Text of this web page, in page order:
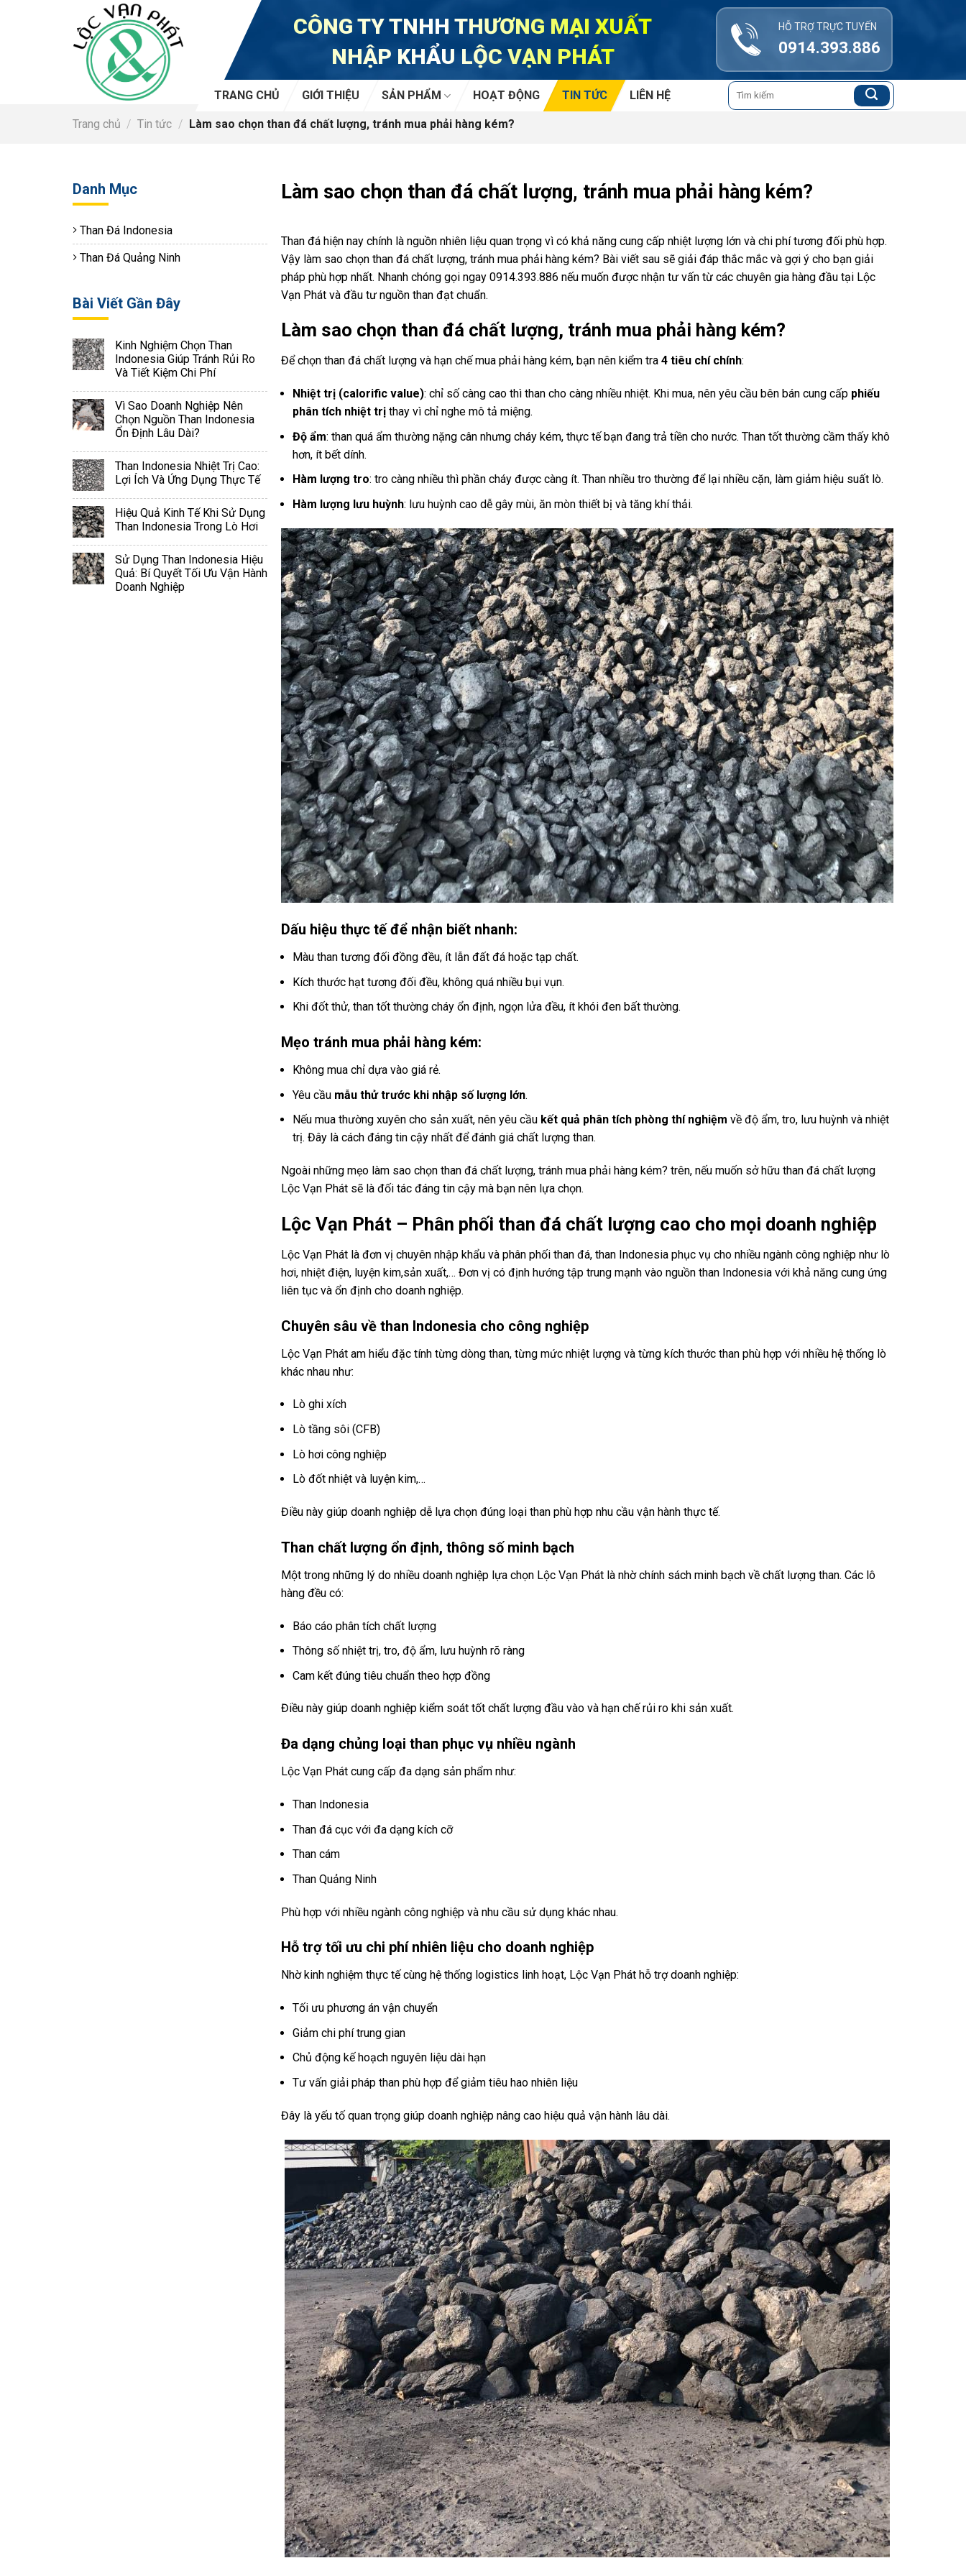
CÔNG TY TNHH THƯƠNG MẠI XUẤT
NHẬP KHẨU LỘC VẠN PHÁT
HỖ TRỢ TRỰC TUYẾN
0914.393.886
TRANG CHỦ GIỚI THIỆU SẢN PHẨM HOẠT ĐỘNG TIN TỨC LIÊN HỆ
Tìm
kiếm:
Trang chủ / Tin tức / Làm sao chọn than đá chất lượng, tránh mua phải hàng kém?
Danh Mục
Than Đá Indonesia
Than Đá Quảng Ninh
Bài Viết Gần Đây
Kinh Nghiệm Chọn Than
Indonesia Giúp Tránh Rủi Ro
Và Tiết Kiệm Chi Phí
Vì Sao Doanh Nghiệp Nên
Chọn Nguồn Than Indonesia
Ổn Định Lâu Dài?
Than Indonesia Nhiệt Trị Cao:
Lợi Ích Và Ứng Dụng Thực Tế
Hiệu Quả Kinh Tế Khi Sử Dụng
Than Indonesia Trong Lò Hơi
Sử Dụng Than Indonesia Hiệu
Quả: Bí Quyết Tối Ưu Vận Hành
Doanh Nghiệp
Làm sao chọn than đá chất lượng, tránh mua phải hàng kém?
Than đá hiện nay chính là nguồn nhiên liệu quan trọng vì có khả năng cung cấp nhiệt lượng lớn và chi phí tương đối phù hợp.
Vậy làm sao chọn than đá chất lượng, tránh mua phải hàng kém? Bài viết sau sẽ giải đáp thắc mắc và gợi ý cho bạn giải
pháp phù hợp nhất. Nhanh chóng gọi ngay 0914.393.886 nếu muốn được nhận tư vấn từ các chuyên gia hàng đầu tại Lộc
Vạn Phát và đầu tư nguồn than đạt chuẩn.
Làm sao chọn than đá chất lượng, tránh mua phải hàng kém?
Để chọn than đá chất lượng và hạn chế mua phải hàng kém, bạn nên kiểm tra4 tiêu chí chính:
Nhiệt trị (calorific value): chỉ số càng cao thì than cho càng nhiều nhiệt. Khi mua, nên yêu cầu bên bán cung cấp phiếu
phân tích nhiệt trị thay vì chỉ nghe mô tả miệng.
Độ ẩm: than quá ẩm thường nặng cân nhưng cháy kém, thực tế bạn đang trả tiền cho nước. Than tốt thường cầm thấy khô
hơn, ít bết dính.
Hàm lượng tro: tro càng nhiều thì phần cháy được càng ít. Than nhiều tro thường để lại nhiều cặn, làm giảm hiệu suất lò.
Hàm lượng lưu huỳnh: lưu huỳnh cao dễ gây mùi, ăn mòn thiết bị và tăng khí thải.
Dấu hiệu thực tế để nhận biết nhanh:
Màu than tương đối đồng đều, ít lẫn đất đá hoặc tạp chất.
Kích thước hạt tương đối đều, không quá nhiều bụi vụn.
Khi đốt thử, than tốt thường cháy ổn định, ngọn lửa đều, ít khói đen bất thường.
Mẹo tránh mua phải hàng kém:
Không mua chỉ dựa vào giá rẻ.
Yêu cầu mẫu thử trước khi nhập số lượng lớn.
Nếu mua thường xuyên cho sản xuất, nên yêu cầu kết quả phân tích phòng thí nghiệm về độ ẩm, tro, lưu huỳnh và nhiệt
trị. Đây là cách đáng tin cậy nhất để đánh giá chất lượng than.
Ngoài những mẹo làm sao chọn than đá chất lượng, tránh mua phải hàng kém? trên, nếu muốn sở hữu than đá chất lượng
Lộc Vạn Phát sẽ là đối tác đáng tin cậy mà bạn nên lựa chọn.
Lộc Vạn Phát – Phân phối than đá chất lượng cao cho mọi doanh nghiệp
Lộc Vạn Phát là đơn vị chuyên nhập khẩu và phân phối than đá, than Indonesia phục vụ cho nhiều ngành công nghiệp như lò
hơi, nhiệt điện, luyện kim,sản xuất,… Đơn vị có định hướng tập trung mạnh vào nguồn than Indonesia với khả năng cung ứng
liên tục và ổn định cho doanh nghiệp.
Chuyên sâu về than Indonesia cho công nghiệp
Lộc Vạn Phát am hiểu đặc tính từng dòng than, từng mức nhiệt lượng và từng kích thước than phù hợp với nhiều hệ thống lò
khác nhau như:
Lò ghi xích
Lò tầng sôi (CFB)
Lò hơi công nghiệp
Lò đốt nhiệt và luyện kim,…
Điều này giúp doanh nghiệp dễ lựa chọn đúng loại than phù hợp nhu cầu vận hành thực tế.
Than chất lượng ổn định, thông số minh bạch
Một trong những lý do nhiều doanh nghiệp lựa chọn Lộc Vạn Phát là nhờ chính sách minh bạch về chất lượng than. Các lô
hàng đều có:
Báo cáo phân tích chất lượng
Thông số nhiệt trị, tro, độ ẩm, lưu huỳnh rõ ràng
Cam kết đúng tiêu chuẩn theo hợp đồng
Điều này giúp doanh nghiệp kiểm soát tốt chất lượng đầu vào và hạn chế rủi ro khi sản xuất.
Đa dạng chủng loại than phục vụ nhiều ngành
Lộc Vạn Phát cung cấp đa dạng sản phẩm như:
Than Indonesia
Than đá cục với đa dạng kích cỡ
Than cám
Than Quảng Ninh
Phù hợp với nhiều ngành công nghiệp và nhu cầu sử dụng khác nhau.
Hỗ trợ tối ưu chi phí nhiên liệu cho doanh nghiệp
Nhờ kinh nghiệm thực tế cùng hệ thống logistics linh hoạt, Lộc Vạn Phát hỗ trợ doanh nghiệp:
Tối ưu phương án vận chuyển
Giảm chi phí trung gian
Chủ động kế hoạch nguyên liệu dài hạn
Tư vấn giải pháp than phù hợp để giảm tiêu hao nhiên liệu
Đây là yếu tố quan trọng giúp doanh nghiệp nâng cao hiệu quả vận hành lâu dài.